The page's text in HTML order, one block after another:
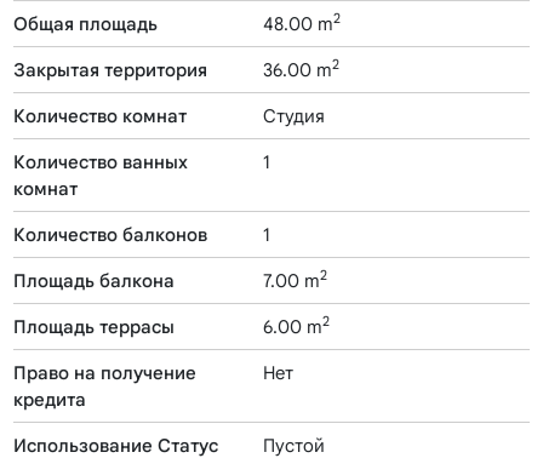
Общая площадь 48.00 m2
Закрытая территория 36.00 m2
Количество комнат Студия
Количество ванных
комнат
1
Количество балконов 1
Площадь балкона 7.00 m2
Площадь террасы 6.00 m2
Право на получение
кредита
Нет
Использование Статус Пустой